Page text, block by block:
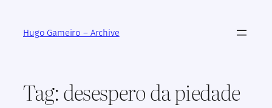
contentHugo Gameiro – Archive
Tag:desespero da piedade